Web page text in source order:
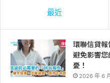
最近
環聯信貸
避免影響
憂！
2026 年 6